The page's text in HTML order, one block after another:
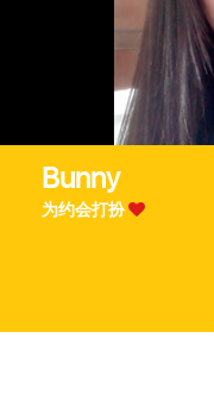
Bunny
为约会打扮